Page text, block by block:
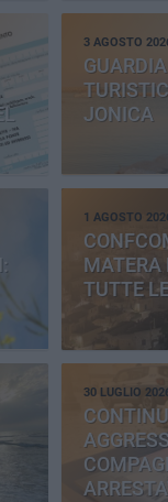
3 AGOSTO
JONICA
1 AGOSTO
MATERA
TUTTE
30 LUGLIO